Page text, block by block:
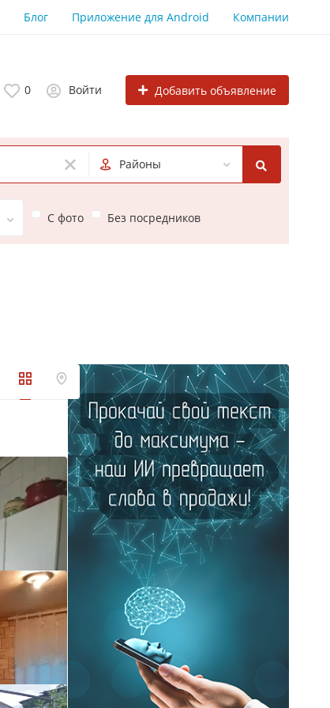
Блог Приложение для Android Компании
0 Войти Добавить объявление
Районы
С фото Без посредников